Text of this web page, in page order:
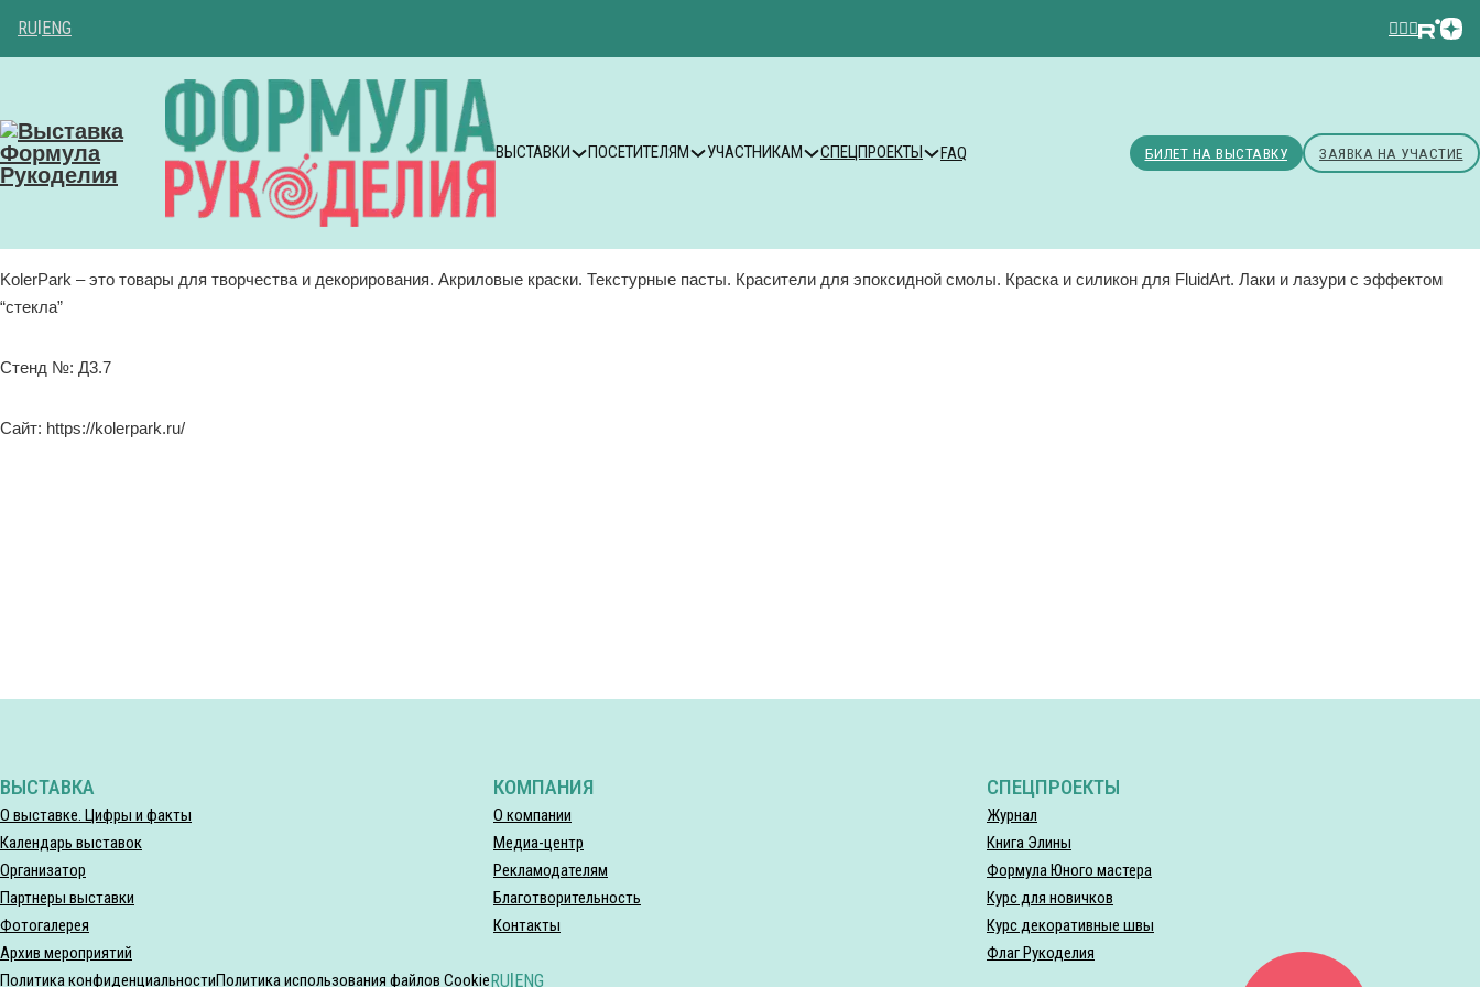
RU ENG
ВЫСТАВКИ ПОСЕТИТЕЛЯМ УЧАСТНИКАМ СПЕЦПРОЕКТЫ FAQ БИЛЕТ НА ВЫСТАВКУ ЗАЯВКА НА УЧАСТИЕ
KolerPark – это товары для творчества и декорирования. Акриловые краски. Текстурные пасты. Красители для эпоксидной смолы. Краска и силикон для FluidArt. Лаки и лазури с эффектом
“стекла”
Стенд №: Д3.7
Сайт: https://kolerpark.ru/
ВЫСТАВКА
О выставке. Цифры и факты
Календарь выставок
Организатор
Партнеры выставки
Фотогалерея
Архив мероприятий
КОМПАНИЯ
О компании
Медиа-центр
Рекламодателям
Благотворительность
Контакты
СПЕЦПРОЕКТЫ
Журнал
Книга Элины
Формула Юного мастера
Курс для новичков
Курс декоративные швы
Флаг Рукоделия
Политика конфиденциальностиПолитика использования файлов CookieRU|ENG